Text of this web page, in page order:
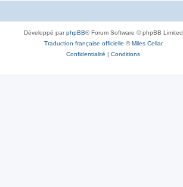
Développé parphpBB® Forum Software © phpBB Limited
Traduction française officielle ©Miles Cellar
Confidentialité | Conditions